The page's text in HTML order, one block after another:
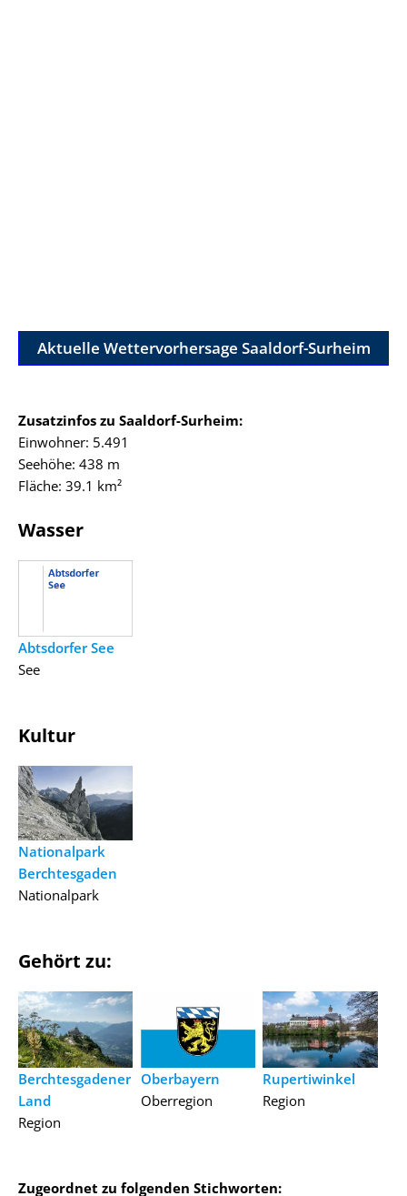
Aktuelle Wettervorhersage Saaldorf-Surheim
Zusatzinfos zu Saaldorf-Surheim:
Einwohner: 5.491
Seehöhe: 438 m
Fläche: 39.1 km²
Wasser
Abtsdorfer See
See
Kultur
Nationalpark
Berchtesgaden
Nationalpark
Gehört zu:
Berchtesgadener
Land
Region
Oberbayern
Oberregion
Rupertiwinkel
Region
Zugeordnet zu folgenden Stichworten: